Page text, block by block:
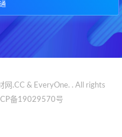
.CC & EveryOne. . All rights
备19029570号